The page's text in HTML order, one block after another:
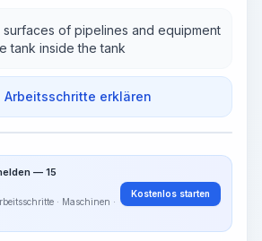
surfaces of pipelines and equipment
tank inside the tank
Arbeitsschritte erklären
30 Sek.
— 15
· Maschinen ·
Kostenlos starten